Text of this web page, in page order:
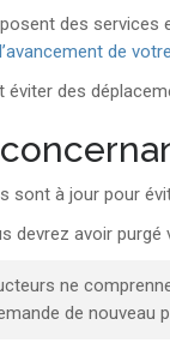
des
de
des
sont à jour pour
devrez avoir
ne
de nouveau